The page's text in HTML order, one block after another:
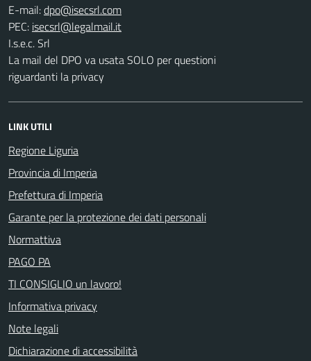
E-mail:
PEC:
I.s.e.c. Srl
La mail del DPO va usata SOLO per questioni
riguardanti la privacy
LINK UTILI
Regione Liguria
Provincia di Imperia
Prefettura di Imperia
Garante per la protezione dei dati personali
Normattiva
PAGO PA
TI CONSIGLIO un lavoro!
Informativa privacy
Note legali
Dichiarazione di accessibilità